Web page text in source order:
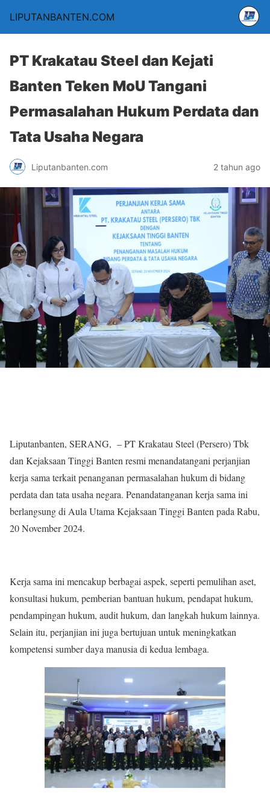
LIPUTANBANTEN.COM
PT Krakatau Steel dan Kejati
Banten Teken MoU Tangani
Permasalahan Hukum Perdata dan
Tata Usaha Negara
Liputanbanten.com 2 tahun ago
Liputanbanten, SERANG, – PT Krakatau Steel (Persero) Tbk
dan Kejaksaan Tinggi Banten resmi menandatangani perjanjian
kerja sama terkait penanganan permasalahan hukum di bidang
perdata dan tata usaha negara. Penandatanganan kerja sama ini
berlangsung di Aula Utama Kejaksaan Tinggi Banten pada Rabu,
20 November 2024.
Kerja sama ini mencakup berbagai aspek, seperti pemulihan aset,
konsultasi hukum, pemberian bantuan hukum, pendapat hukum,
pendampingan hukum, audit hukum, dan langkah hukum lainnya.
Selain itu, perjanjian ini juga bertujuan untuk meningkatkan
kompetensi sumber daya manusia di kedua lembaga.